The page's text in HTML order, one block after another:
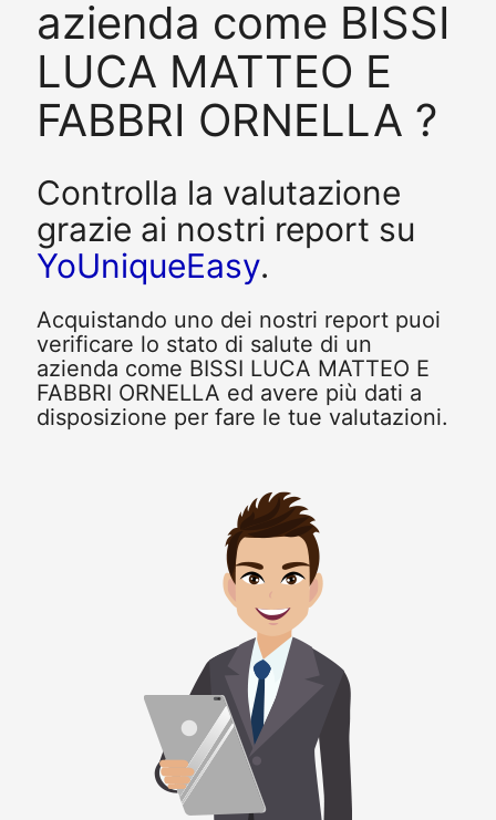
azienda come BISSI
LUCA MATTEO E
FABBRI ORNELLA ?
Controlla la valutazione
grazie ai nostri report su
YoUniqueEasy.
Acquistando uno dei nostri report puoi
verificare lo stato di salute di un
azienda come BISSI LUCA MATTEO E
FABBRI ORNELLA ed avere più dati a
disposizione per fare le tue valutazioni.